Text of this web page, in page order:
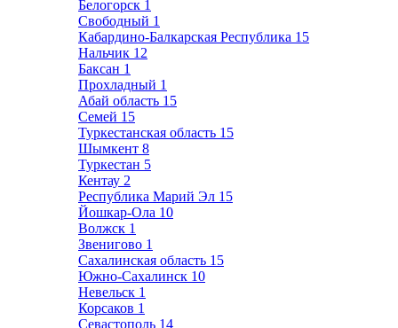
Белогорск 1
Свободный 1
Кабардино-Балкарская Республика 15
Нальчик 12
Баксан 1
Прохладный 1
Абай область 15
Семей 15
Туркестанская область 15
Шымкент 8
Туркестан 5
Кентау 2
Республика Марий Эл 15
Йошкар-Ола 10
Волжск 1
Звенигово 1
Сахалинская область 15
Южно-Сахалинск 10
Невельск 1
Корсаков 1
Севастополь 14